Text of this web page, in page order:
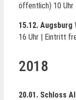
öffentlich) 10 Uhr
15.12. Augsburg
16 Uhr | Eintritt
2018
20.01. Schloss